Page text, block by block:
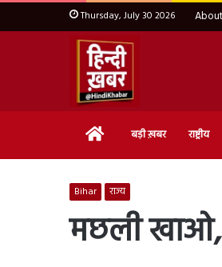
Thursday, July 30 2026 About
Home बड़ी ख़बर राष्ट्रीय
Bihar राज्य
मछली खाओ,